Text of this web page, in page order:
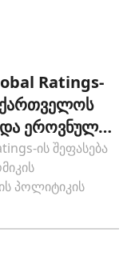
Ratings-
ეროვნული
ის შეფასება
პოლიტიკის